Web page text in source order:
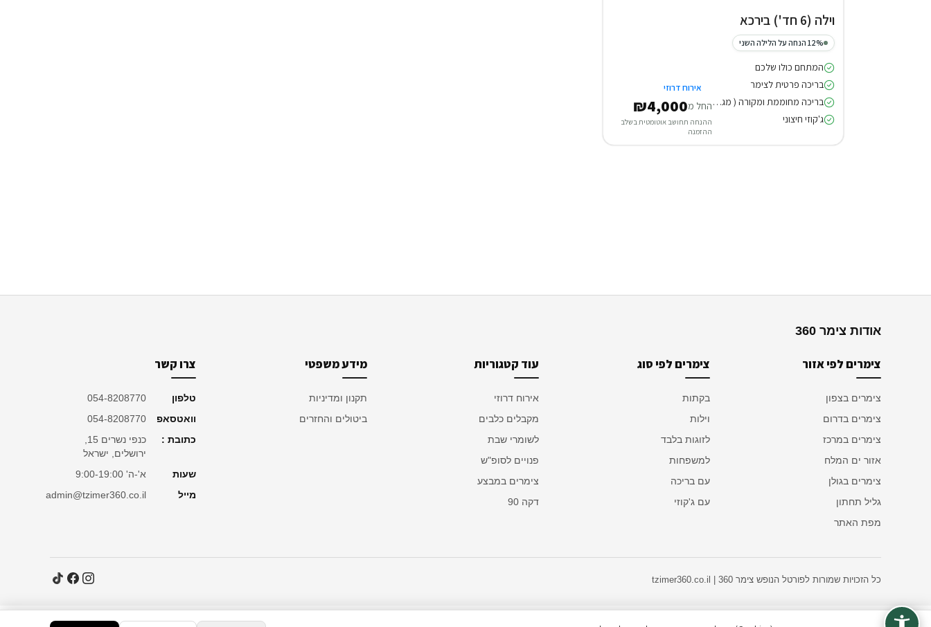
וילה (6 חד') בירכא
12% הנחה על הלילה השני
המתחם כולו שלכם
בריכה פרטית לצימר
בריכה מחוממת ומקורה ( מגודרת )
ג'קוזי חיצוני
אירוח דרוזי
החל מ₪4,000
ההנחה תחושב אוטומטית בשלב
ההזמנה
אודות צימר 360
צימרים לפי אזור
צימרים בצפון
צימרים בדרום
צימרים במרכז
אזור ים המלח
צימרים בגולן
גליל תחתון
מפת האתר
צימרים לפי סוג
בקתות
וילות
לזוגות בלבד
למשפחות
עם בריכה
עם ג'קוזי
עוד קטגוריות
אירוח דרוזי
מקבלים כלבים
לשומרי שבת
פנויים לסופ"ש
צימרים במבצע
דקה 90
מידע משפטי
תקנון ומדיניות
ביטולים והחזרים
צרו קשר
טלפון
054-8208770
וואטסאפ
054-8208770
כתובת :
כנפי נשרים 15,
ירושלים, ישראל
שעות
א'-ה' 9:00-19:00
מייל
admin@tzimer360.co.il
כל הזכויות שמורות לפורטל הנופש צימר 360 | tzimer360.co.il